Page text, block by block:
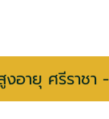
อายุ ศรีราชา